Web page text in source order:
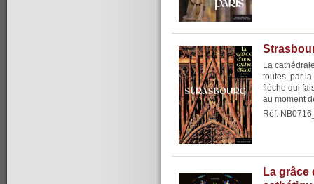
La
toutes, par
flèche qui
au moment
Réf.
La grâce